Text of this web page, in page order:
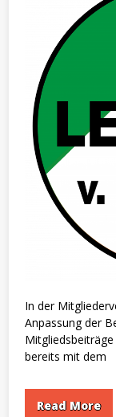
In der
Anpassung der
bereits mit dem
Read More